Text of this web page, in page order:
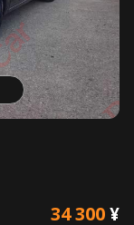
34 300¥